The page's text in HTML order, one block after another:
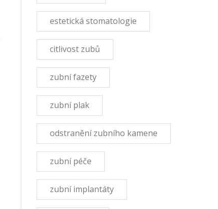
estetická stomatologie
citlivost zubů
zubní fazety
zubní plak
odstranění zubního kamene
zubní péče
zubní implantáty